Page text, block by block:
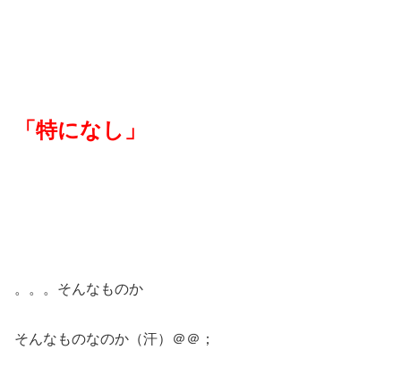
「特になし」
。。。そんなものか
そんなものなのか（汗）＠＠；